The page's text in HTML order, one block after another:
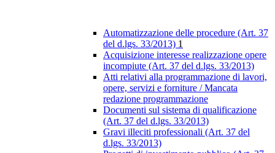
Automatizzazione delle procedure (Art. 37
del d.lgs. 33/2013) 1
Acquisizione interesse realizzazione opere
incompiute (Art. 37 del d.lgs. 33/2013)
Atti relativi alla programmazione di lavori,
opere, servizi e forniture / Mancata
redazione programmazione
Documenti sul sistema di qualificazione
(Art. 37 del d.lgs. 33/2013)
Gravi illeciti professionali (Art. 37 del
d.lgs. 33/2013)